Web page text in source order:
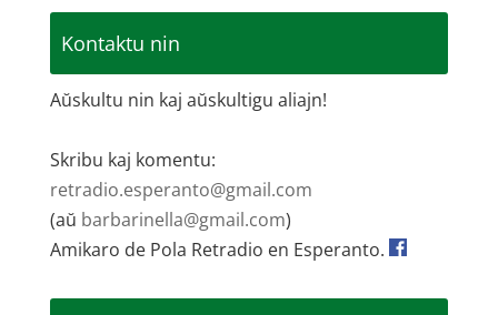
Kontaktu nin
Aŭskultu nin kaj aŭskultigu aliajn!
Skribu kaj komentu:
retradio.esperanto@gmail.com
(aŭ barbarinella@gmail.com)
Amikaro de Pola Retradio en Esperanto.